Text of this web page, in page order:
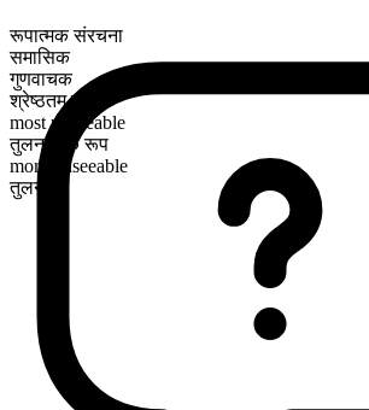
रूपात्मक संरचना
समासिक
गुणवाचक
श्रेष्ठतम रूप
most unseeable
तुलनात्मक रूप
more unseeable
तुलनीय